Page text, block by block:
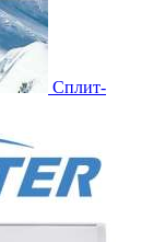
Сплит-